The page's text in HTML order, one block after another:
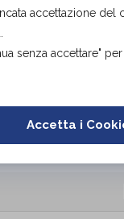
accettazione del
senza accettare"
Accetta i